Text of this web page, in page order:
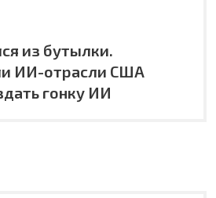
из бутылки.
ИИ-отрасли США
гонку ИИ